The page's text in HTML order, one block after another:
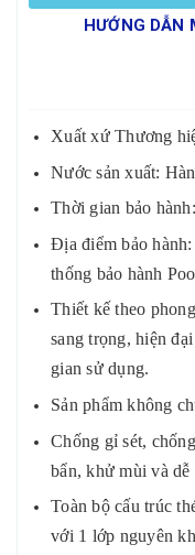
HƯỚNG DẪN
Xuất xứ Thương
Nước sản xuất:
Thời gian bảo
Địa điểm bảo
thống bảo hành
Thiết kế theo
sang trọng, hiện
gian sử dụng.
Sản phẩm không
Chống gỉ sét,
bẩn, khử mùi và dễ
Toàn bộ cấu trúc
với 1 lớp nguyên